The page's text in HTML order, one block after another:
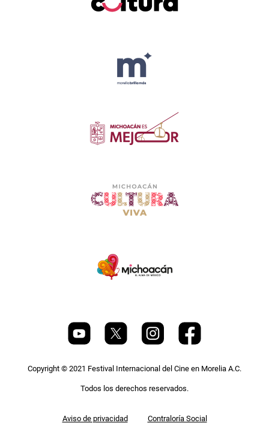
Copyright © 2021 Festival Internacional del Cine en Morelia A.C.
Todos los derechos reservados.
Aviso de privacidad Contraloría Social